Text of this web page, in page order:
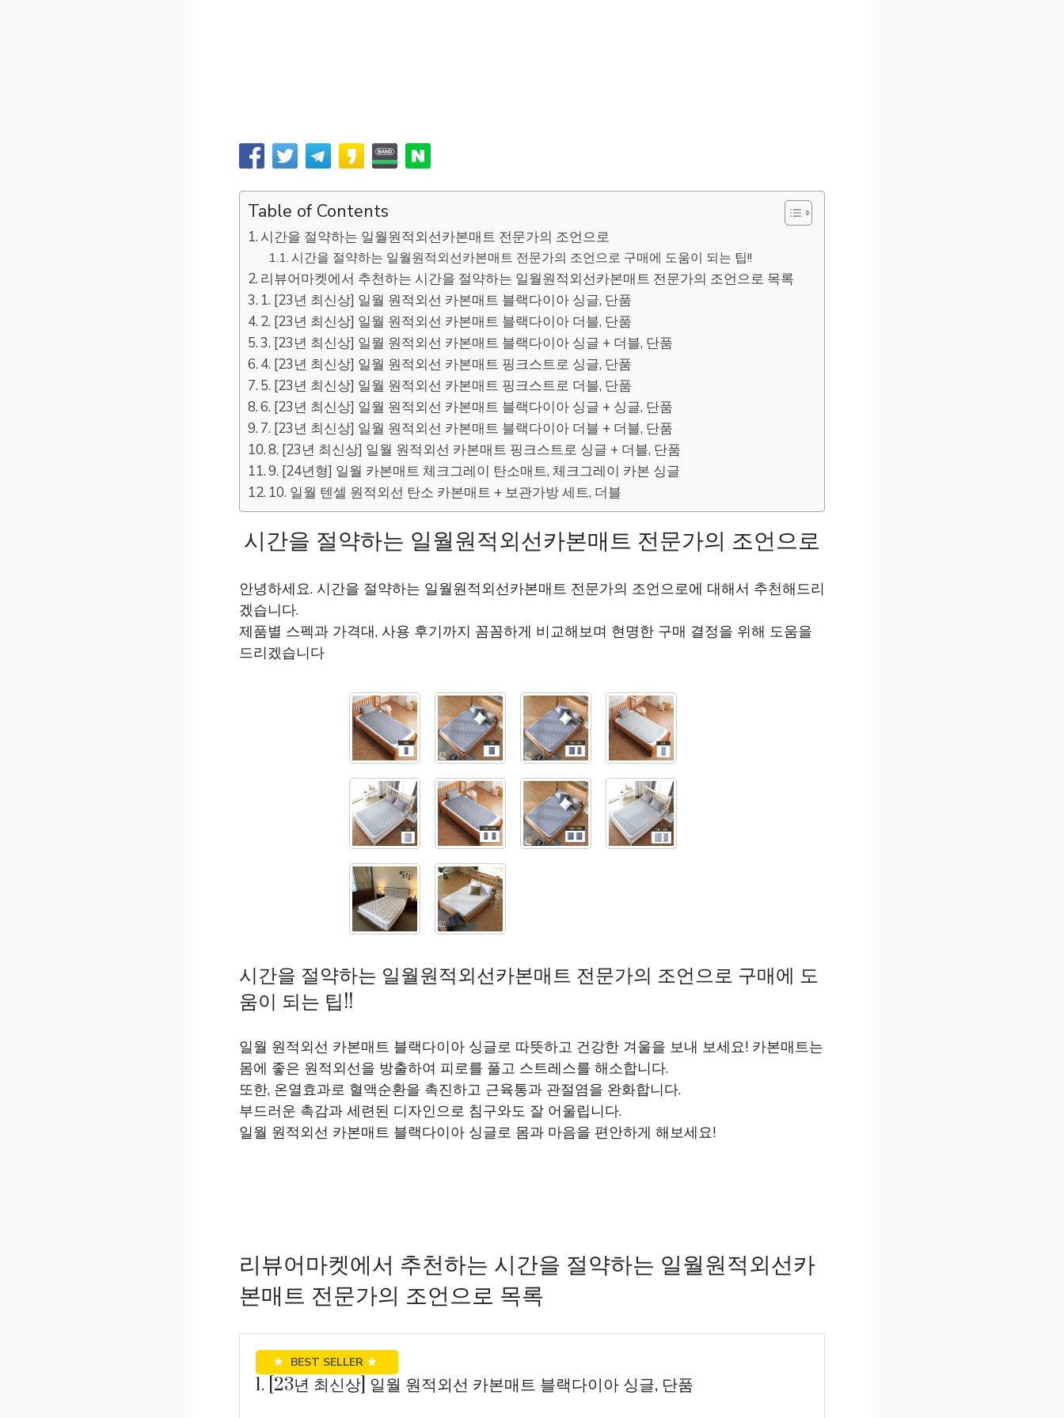
Table of Contents
시간을 절약하는 일월원적외선카본매트 전문가의 조언으로
시간을 절약하는 일월원적외선카본매트 전문가의 조언으로 구매에 도움이 되는 팁!!
리뷰어마켓에서 추천하는 시간을 절약하는 일월원적외선카본매트 전문가의 조언으로 목록
1. [23년 최신상] 일월 원적외선 카본매트 블랙다이아 싱글, 단품
2. [23년 최신상] 일월 원적외선 카본매트 블랙다이아 더블, 단품
3. [23년 최신상] 일월 원적외선 카본매트 블랙다이아 싱글 + 더블, 단품
4. [23년 최신상] 일월 원적외선 카본매트 핑크스트로 싱글, 단품
5. [23년 최신상] 일월 원적외선 카본매트 핑크스트로 더블, 단품
6. [23년 최신상] 일월 원적외선 카본매트 블랙다이아 싱글 + 싱글, 단품
7. [23년 최신상] 일월 원적외선 카본매트 블랙다이아 더블 + 더블, 단품
8. [23년 최신상] 일월 원적외선 카본매트 핑크스트로 싱글 + 더블, 단품
9. [24년형] 일월 카본매트 체크그레이 탄소매트, 체크그레이 카본 싱글
10. 일월 텐셀 원적외선 탄소 카본매트 + 보관가방 세트, 더블
시간을 절약하는 일월원적외선카본매트 전문가의 조언으로
안녕하세요. 시간을 절약하는 일월원적외선카본매트 전문가의 조언으로에 대해서 추천해드리
겠습니다.
제품별 스펙과 가격대, 사용 후기까지 꼼꼼하게 비교해보며 현명한 구매 결정을 위해 도움을
드리겠습니다
시간을 절약하는 일월원적외선카본매트 전문가의 조언으로 구매에 도
움이 되는 팁!!
일월 원적외선 카본매트 블랙다이아 싱글로 따뜻하고 건강한 겨울을 보내 보세요! 카본매트는
몸에 좋은 원적외선을 방출하여 피로를 풀고 스트레스를 해소합니다.
또한, 온열효과로 혈액순환을 촉진하고 근육통과 관절염을 완화합니다.
부드러운 촉감과 세련된 디자인으로 침구와도 잘 어울립니다.
일월 원적외선 카본매트 블랙다이아 싱글로 몸과 마음을 편안하게 해보세요!
리뷰어마켓에서 추천하는 시간을 절약하는 일월원적외선카
본매트 전문가의 조언으로 목록
★ BEST SELLER ★
1. [23년 최신상] 일월 원적외선 카본매트 블랙다이아 싱글, 단품